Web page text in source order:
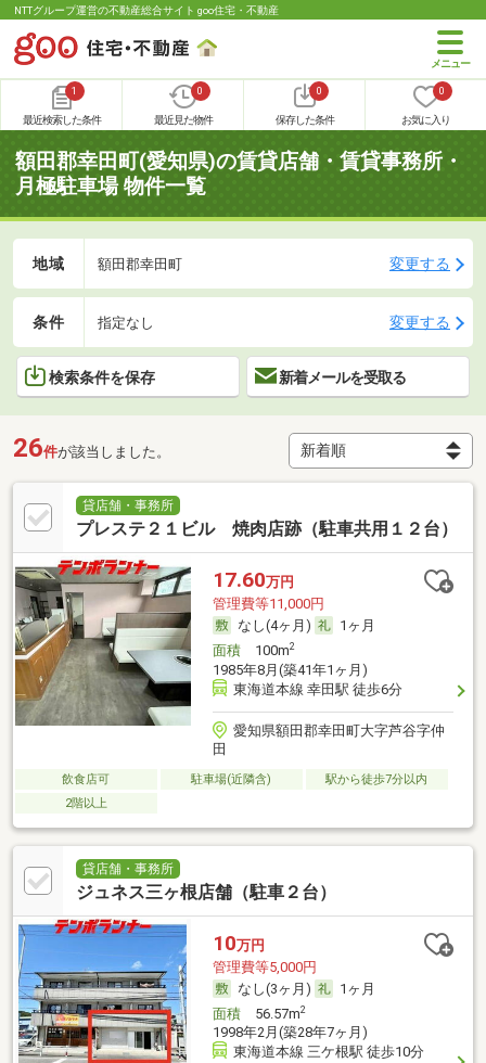
NTTグループ運営の不動産総合サイト goo住宅・不動産
1
最近検索した条件
0
最近見た物件
0
保存した条件
0
お気に入り
額田郡幸田町(愛知県)の賃貸店舗・賃貸事務所・
月極駐車場 物件一覧
地域 額田郡幸田町 変更する
条件 指定なし 変更する
検索条件を保存 新着メールを受取る
26件が該当しました。
貸店舗・事務所
プレステ２１ビル 焼肉店跡（駐車共用１２台）
17.60万円
管理費等11,000円
なし(4ヶ月)
1ヶ月
面積100m2
1985年8月(築41年1ヶ月)
東海道本線 幸田駅 徒歩6分
愛知県額田郡幸田町大字芦谷字仲
田
飲食店可 駐車場(近隣含)
駅から徒歩7分以内
2階以上
貸店舗・事務所
ジュネス三ヶ根店舗（駐車２台）
10万円
管理費等5,000円
なし(3ヶ月)
1ヶ月
面積56.57m2
1998年2月(築28年7ヶ月)
東海道本線 三ケ根駅 徒歩10分